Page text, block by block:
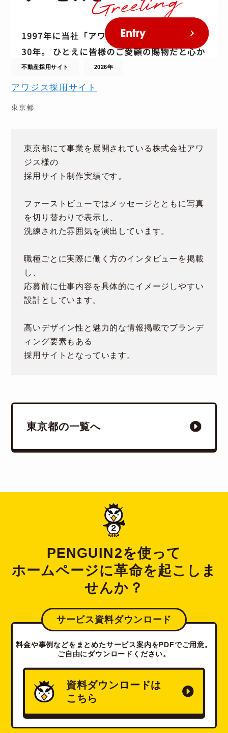
不動産採用サイト 2026年
アワジス採用サイト
東京都
東京都にて事業を展開されている株式会社アワ
ジス様の
採用サイト制作実績です。
ファーストビューではメッセージとともに写真
を切り替わりで表示し、
洗練された雰囲気を演出しています。
職種ごとに実際に働く方のインタビューを掲載
し、
応募前に仕事内容を具体的にイメージしやすい
設計としています。
高いデザイン性と魅力的な情報掲載でブランデ
ィング要素もある
採用サイトとなっています。
東京都の一覧へ
PENGUIN2を使って
ホームページに革命を起こしま
せんか？
サービス資料ダウンロード
料金や事例などをまとめたサービス案内をPDFでご用意。
ご自由にダウンロードください。
資料ダウンロードは
こちら